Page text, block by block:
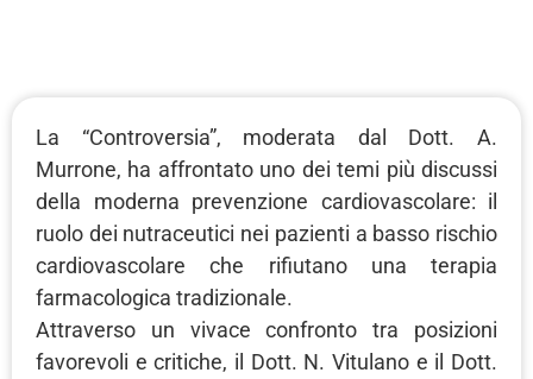
La “Controversia”, moderata dal Dott. A.
Murrone, ha affrontato uno dei temi più discussi
della moderna prevenzione cardiovascolare: il
ruolo dei nutraceutici nei pazienti a basso rischio
cardiovascolare che rifiutano una terapia
farmacologica tradizionale.
Attraverso un vivace confronto tra posizioni
favorevoli e critiche, il Dott. N. Vitulano e il Dott.